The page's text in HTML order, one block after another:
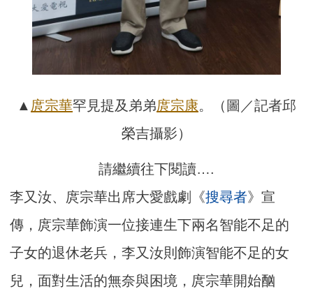
▲ 庹宗華罕見提及弟弟庹宗康。（圖／記者邱
榮吉攝影）
請繼續往下閱讀….
李又汝、庹宗華出席大愛戲劇《搜尋者》宣
傳，庹宗華飾演一位接連生下兩名智能不足的
子女的退休老兵，李又汝則飾演智能不足的女
兒，面對生活的無奈與困境，庹宗華開始酗